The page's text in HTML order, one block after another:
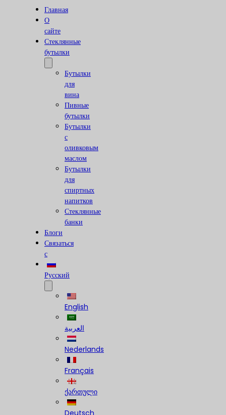
Главная
О
сайте
Стеклянные
бутылки
Бутылки
для
вина
Пивные
бутылки
Бутылки
с
оливковым
маслом
Бутылки
для
спиртных
напитков
Стеклянные
банки
Блоги
Связаться
с
Русский
English
العربية
Nederlands
Français
ქართული
Deutsch